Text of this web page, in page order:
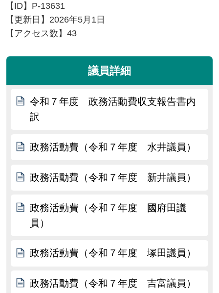
【ID】 P-13631
【更新日】 2026年5月1日
【アクセス数】43
議員詳細
令和７年度 政務活動費収支報告書内
訳
政務活動費（令和７年度 水井議員）
政務活動費（令和７年度 新井議員）
政務活動費（令和７年度 國府田議
員）
政務活動費（令和７年度 塚田議員）
政務活動費（令和７年度 吉富議員）